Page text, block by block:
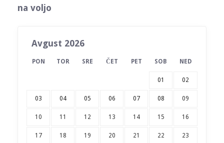
na voljo
Avgust 2026
PON TOR SRE ČET PET SOB NED
01 02
03 04 05 06 07 08 09
10 11 12 13 14 15 16
17 18 19 20 21 22 23